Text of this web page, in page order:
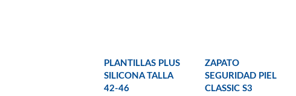
PLANTILLAS PLUS
SILICONA TALLA
42-46
ZAPATO
SEGURIDAD PIEL
CLASSIC S3